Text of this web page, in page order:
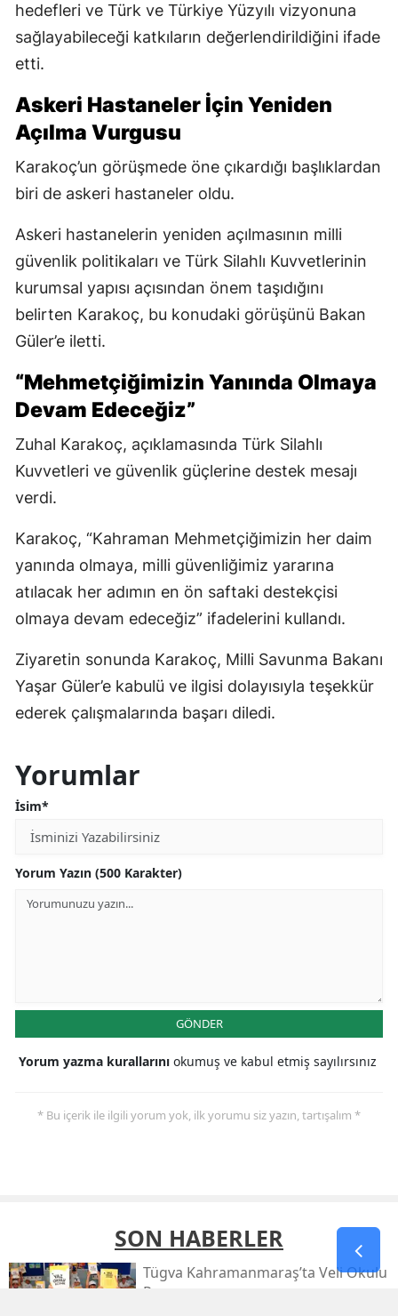
hedefleri ve Türk ve Türkiye Yüzyılı vizyonuna
sağlayabileceği katkıların değerlendirildiğini ifade
etti.
Askeri Hastaneler İçin Yeniden
Açılma Vurgusu
Karakoç’un görüşmede öne çıkardığı başlıklardan
biri de askeri hastaneler oldu.
Askeri hastanelerin yeniden açılmasının milli
güvenlik politikaları ve Türk Silahlı Kuvvetlerinin
kurumsal yapısı açısından önem taşıdığını
belirten Karakoç, bu konudaki görüşünü Bakan
Güler’e iletti.
“Mehmetçiğimizin Yanında Olmaya
Devam Edeceğiz”
Zuhal Karakoç, açıklamasında Türk Silahlı
Kuvvetleri ve güvenlik güçlerine destek mesajı
verdi.
Karakoç, “Kahraman Mehmetçiğimizin her daim
yanında olmaya, milli güvenliğimiz yararına
atılacak her adımın en ön saftaki destekçisi
olmaya devam edeceğiz” ifadelerini kullandı.
Ziyaretin sonunda Karakoç, Milli Savunma Bakanı
Yaşar Güler’e kabulü ve ilgisi dolayısıyla teşekkür
ederek çalışmalarında başarı diledi.
Yorumlar
İsim*
Yorum Yazın (500 Karakter)
GÖNDER
Yorum yazma kurallarını okumuş ve kabul etmiş sayılırsınız
* Bu içerik ile ilgili yorum yok, ilk yorumu siz yazın, tartışalım *
SON HABERLER
Tügva Kahramanmaraş’ta Veli Okulu
Programı